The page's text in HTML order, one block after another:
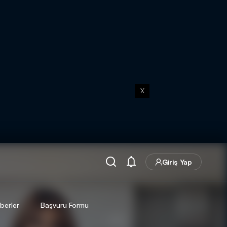
X
Giriş Yap
Başvuru Formu